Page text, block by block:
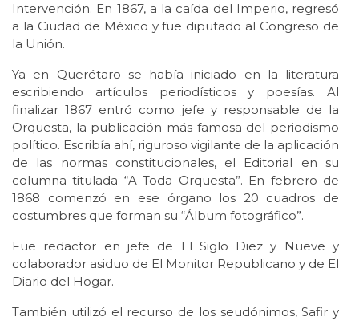
Intervención. En 1867, a la caída del Imperio, regresó
a la Ciudad de México y fue diputado al Congreso de
la Unión.
Ya en Querétaro se había iniciado en la literatura
escribiendo artículos periodísticos y poesías. Al
finalizar 1867 entró como jefe y responsable de la
Orquesta, la publicación más famosa del periodismo
político. Escribía ahí, riguroso vigilante de la aplicación
de las normas constitucionales, el Editorial en su
columna titulada “A Toda Orquesta”. En febrero de
1868 comenzó en ese órgano los 20 cuadros de
costumbres que forman su “Álbum fotográfico”.
Fue redactor en jefe de El Siglo Diez y Nueve y
colaborador asiduo de El Monitor Republicano y de El
Diario del Hogar.
También utilizó el recurso de los seudónimos, Safir y